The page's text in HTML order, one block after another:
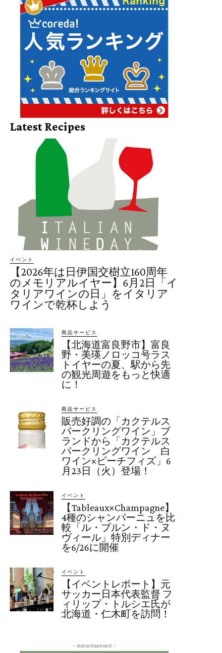
Latest Recipes
イベント
【2026年は日伊国交樹立160周年
のメモリアルイヤー】6月2日「イ
タリアワインの日」をイタリア
ワインで乾杯しよう
商品サービス
【北海道富良野市】富良
野・美瑛ノロッコ号ラス
トイヤーの夏、駅から先
の観光周遊をもっと快適
に！
商品サービス
販売好調の「カクテルス
パークリングワイン」ブ
ランドから「カクテルス
パークリングワイン 白
ワイン×ピーチフィズ」6
月23日（火）登場！
イベント
【Tableaux×Champagne】
4種のシャンパーニュを比
較「ル・ブルン・ド・ヌ
ヴィール」特別ディナー
を6/26に開催
イベント
【イベントレポート】元
サッカー日本代表監督 フ
ィリップ・トルシエ氏が
北海道・仁木町を訪問！
- Advertisement -